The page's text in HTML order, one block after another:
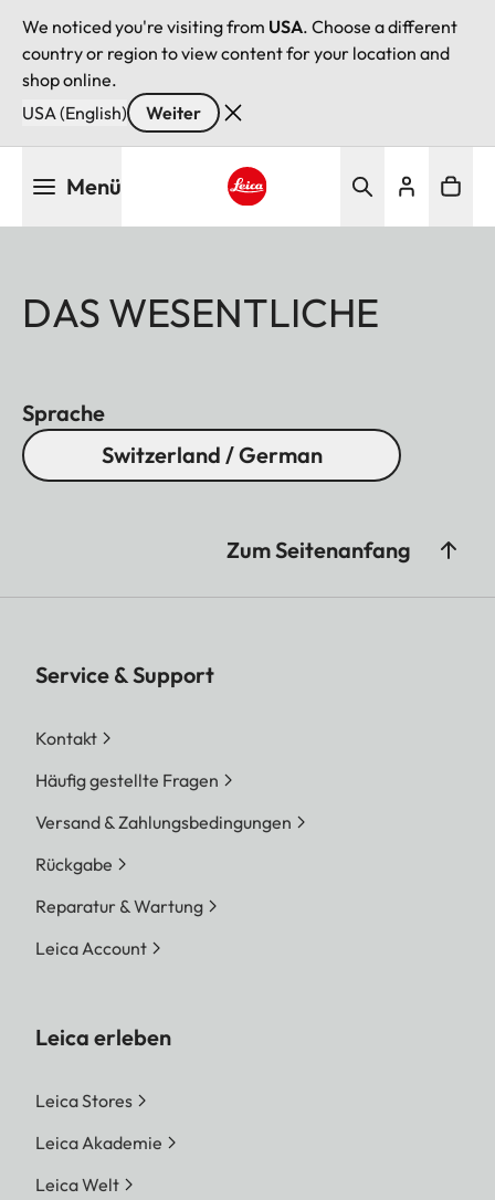
We noticed you're visiting from USA. Choose a different
country or region to view content for your location and
shop online.
USA (English)
Weiter
Menü
DAS WESENTLICHE
Sprache
Switzerland / German
Zum Seitenanfang
Service & Support
Kontakt
Häufig gestellte Fragen
Versand & Zahlungsbedingungen
Rückgabe
Reparatur & Wartung
Leica Account
Leica erleben
Leica Stores
Leica Akademie
Leica Welt